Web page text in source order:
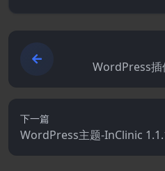
WordPress插
下一篇
WordPress主题-InClinic
和医疗WordPress主题